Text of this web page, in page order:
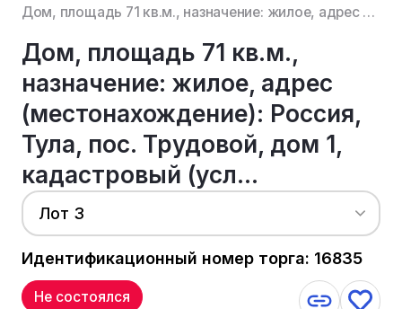
Дом, площадь 71 кв.м., назначение: жилое, адрес (местонахождение): Россия, Тула, пос. Трудовой, дом...
Дом, площадь 71 кв.м.,
назначение: жилое, адрес
(местонахождение): Россия,
Тула, пос. Трудовой, дом 1,
кадастровый (усл...
Лот 3
Идентификационный номер торга: 16835
Не состоялся